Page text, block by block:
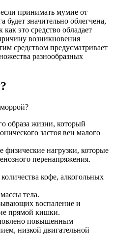
принимать мумие от
будет значительно облегчена,
как это средство обладает
возникновения
средством предусматривает
разнообразных
образа жизни, который
застоя вен малого
нагрузки, которые
перенапряжения.
кофе, алкогольных
тела.
воспаление и
прямой кишки.
повышенным
низкой двигательной